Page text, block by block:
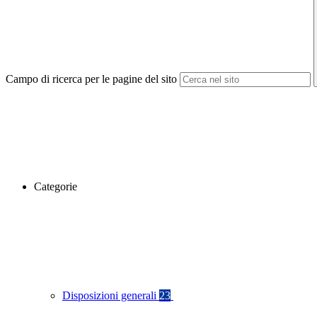
Campo di ricerca per le pagine del sito
Categorie
Disposizioni generali 23